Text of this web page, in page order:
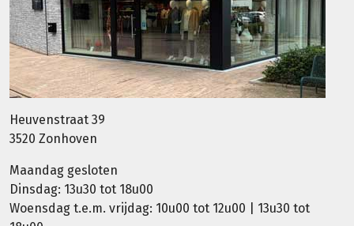
Heuvenstraat 39
3520 Zonhoven
Maandag gesloten
Dinsdag: 13u30 tot 18u00
Woensdag t.e.m. vrijdag: 10u00 tot 12u00 | 13u30 tot